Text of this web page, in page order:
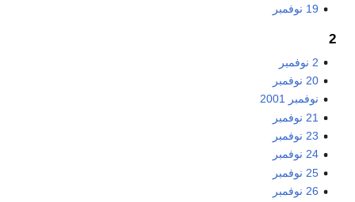
19 نوفمبر
2
2 نوفمبر
20 نوفمبر
نوفمبر 2001
21 نوفمبر
23 نوفمبر
24 نوفمبر
25 نوفمبر
26 نوفمبر